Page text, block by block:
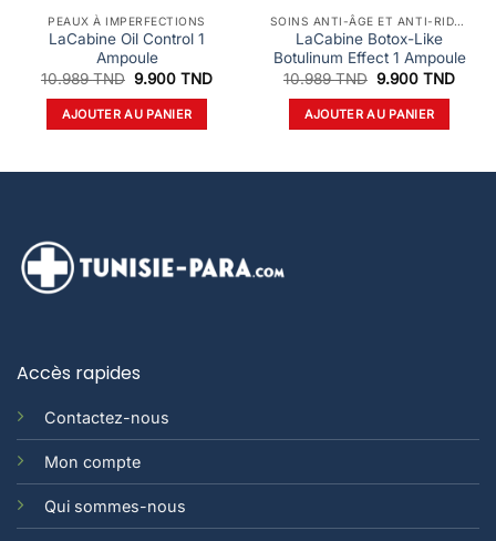
PEAUX À IMPERFECTIONS
LaCabine Oil Control 1
Ampoule
10.989TND Le
initial
était :
10.989 TND.
9.900TNDLe
9.900 TND.
AJOUTER AU PANIER
SOINS ANTI-ÂGE ET ANTI-RIDES
LaCabine Botox-Like
Botulinum Effect 1 Ampoule
10.989TND Le
initial
était :
10.989 TND.
9.900TNDLe
AJOUTER AU PANIER
Accès rapides
Contactez-nous
Mon compte
Qui sommes-nous